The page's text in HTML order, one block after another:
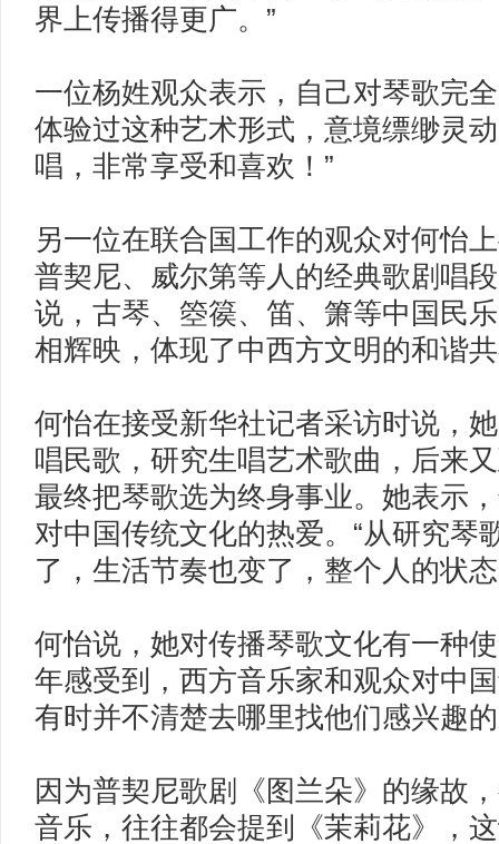
界上传播得更广。”
一位杨姓观众表示，自己对琴歌完
体验过这种艺术形式，意境缥缈灵
唱，非常享受和喜欢！”
另一位在联合国工作的观众对何怡
普契尼、威尔第等人的经典歌剧唱
说，古琴、箜篌、笛、箫等中国民
相辉映，体现了中西方文明的和谐
何怡在接受新华社记者采访时说，
唱民歌，研究生唱艺术歌曲，后来
最终把琴歌选为终身事业。她表示
对中国传统文化的热爱。“从研究琴
了，生活节奏也变了，整个人的状
何怡说，她对传播琴歌文化有一种
年感受到，西方音乐家和观众对中
有时并不清楚去哪里找他们感兴趣
因为普契尼歌剧《图兰朵》的缘故
音乐，往往都会提到《茉莉花》，